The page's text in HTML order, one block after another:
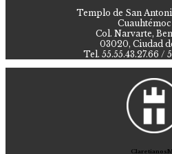
Templo de San
Cuauhtémoc
Col. Narvarte,
03020, Ciudad
Tel. 55.55.43.27.66 /